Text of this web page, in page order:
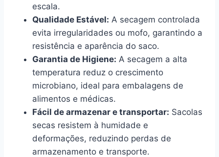
escala.
Qualidade Estável: A secagem controlada
evita irregularidades ou mofo, garantindo a
resistência e aparência do saco.
Garantia de Higiene: A secagem a alta
temperatura reduz o crescimento
microbiano, ideal para embalagens de
alimentos e médicas.
Fácil de armazenar e transportar: Sacolas
secas resistem à humidade e
deformações, reduzindo perdas de
armazenamento e transporte.